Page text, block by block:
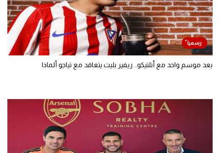
بعد موسم واحد مع أتلتيكو.. ريفير بليت يتعاقد مع تياجو ألمادا